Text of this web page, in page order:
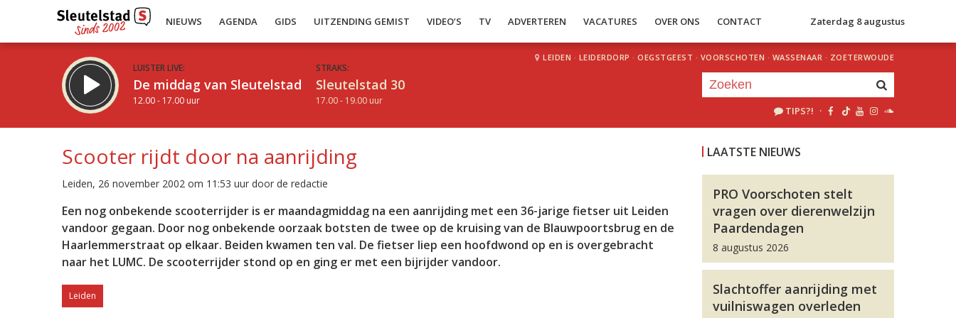
NIEUWS AGENDA GIDS UITZENDING GEMIST VIDEO’S TV ADVERTEREN VACATURES OVER ONS CONTACT Zaterdag 8 augustus
LUISTER LIVE:
De middag van Sleutelstad
12.00 - 17.00 uur
STRAKS:
Sleutelstad 30
17.00 - 19.00 uur
LEIDEN · LEIDERDORP · OEGSTGEEST · VOORSCHOTEN · WASSENAAR · ZOETERWOUDE
TIPS?! ·
Scooter rijdt door na aanrijding
Leiden, 26 november 2002 om 11:53 uur door de redactie
Een nog onbekende scooterrijder is er maandagmiddag na een aanrijding met een 36-jarige fietser uit Leiden
vandoor gegaan. Door nog onbekende oorzaak botsten de twee op de kruising van de Blauwpoortsbrug en de
Haarlemmerstraat op elkaar. Beiden kwamen ten val. De fietser liep een hoofdwond op en is overgebracht
naar het LUMC. De scooterrijder stond op en ging er met een bijrijder vandoor.
Leiden
LAATSTE NIEUWS
PRO Voorschoten stelt
vragen over dierenwelzijn
Paardendagen
8 augustus 2026
Slachtoffer aanrijding met
vuilniswagen overleden